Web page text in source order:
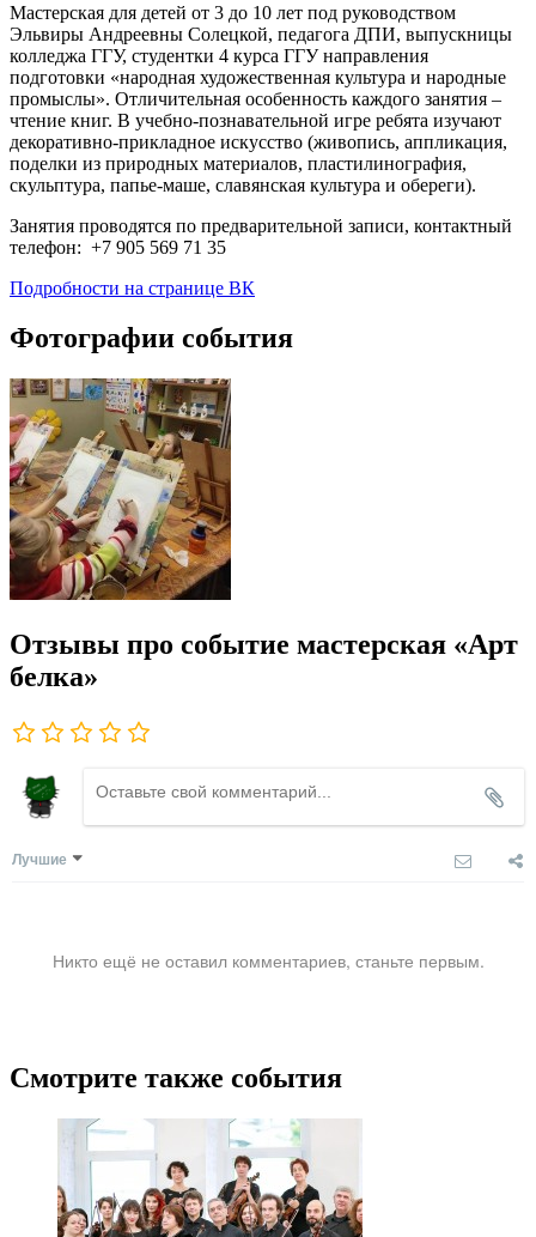
Мастерская для детей от 3 до 10 лет под руководством
Эльвиры Андреевны Солецкой, педагога ДПИ, выпускницы
колледжа ГГУ, студентки 4 курса ГГУ направления
подготовки «народная художественная культура и народные
промыслы». Отличительная особенность каждого занятия –
чтение книг. В учебно-познавательной игре ребята изучают
декоративно-прикладное искусство (живопись, аппликация,
поделки из природных материалов, пластилинография,
скульптура, папье-маше, славянская культура и обереги).
Занятия проводятся по предварительной записи, контактный
телефон: +7 905 569 71 35
Подробности на странице ВК
Фотографии события
Отзывы про событие мастерская «Арт
белка»
Лучшие
Никто ещё не оставил комментариев, станьте первым.
Смотрите также события